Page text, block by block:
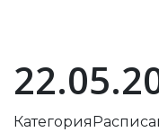
Категория